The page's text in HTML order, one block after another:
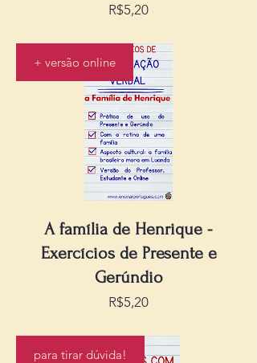
R$5,20Preço
+ versão online
A família de Henrique -
Exercícios de Presente e
Gerúndio
R$5,20Preço
para tirar dúvida!